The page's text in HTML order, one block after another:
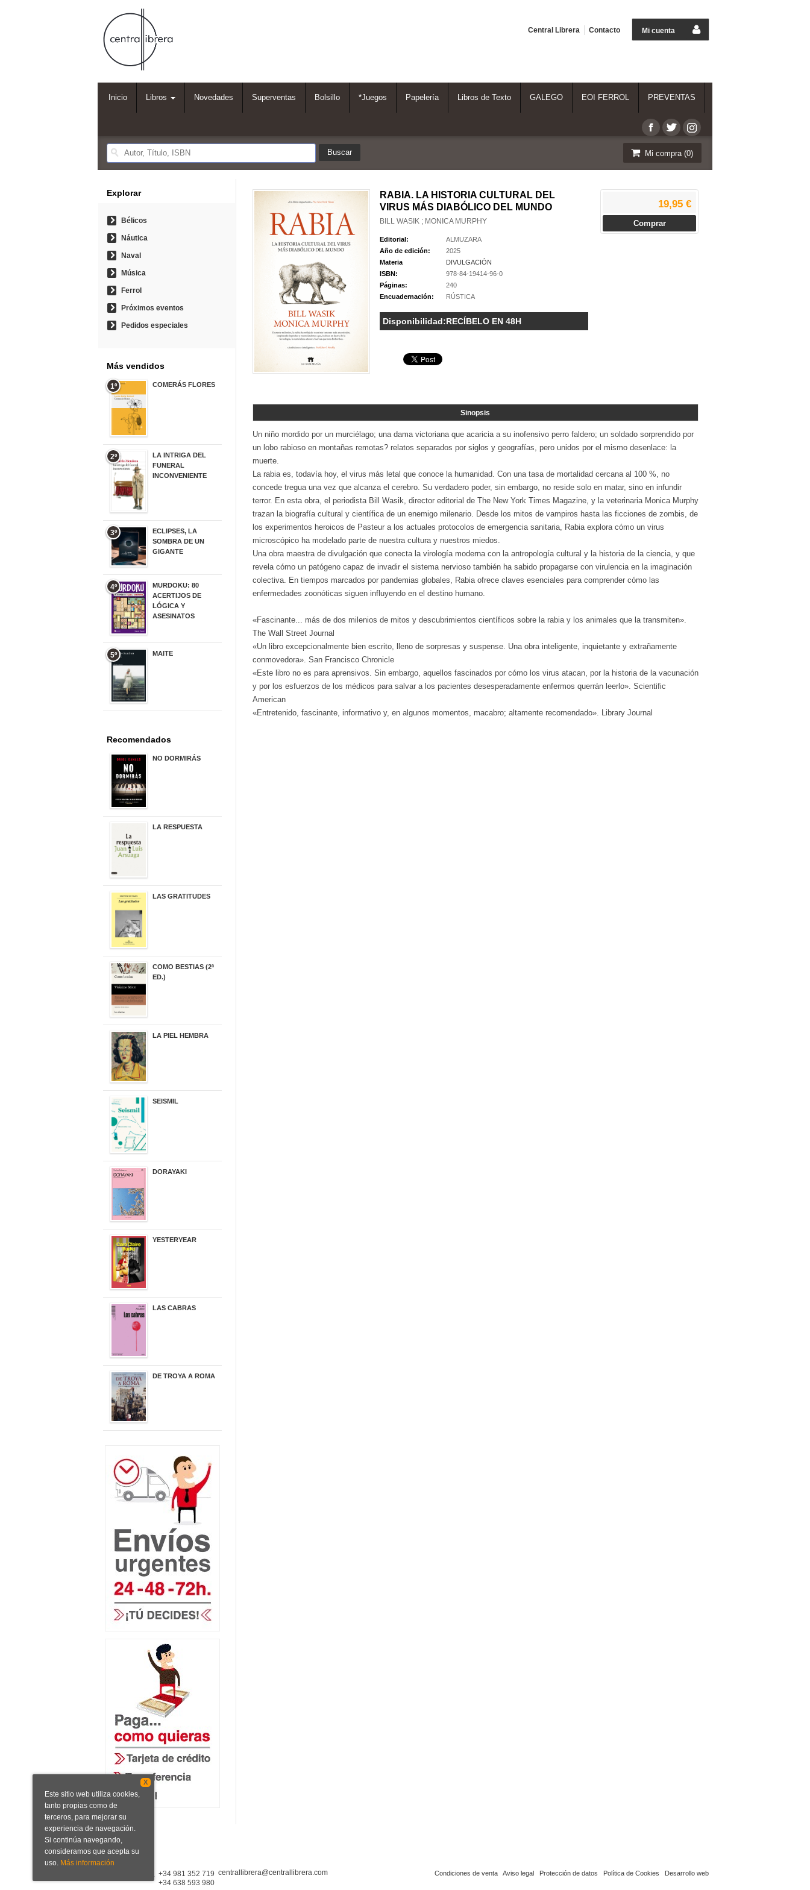
Mi cuenta
Central Librera Contacto
Inicio Libros Novedades Superventas Bolsillo *Juegos Papelería Libros de Texto GALEGO EOI FERROL PREVENTAS
Mi compra (0)
RABIA. LA HISTORIA CULTURAL DEL
VIRUS MÁS DIABÓLICO DEL MUNDO
BILL WASIK ; MONICA MURPHY
Editorial:
ALMUZARA
Año de edición:
2025
Materia
DIVULGACIÓN
ISBN:
978-84-19414-96-0
Páginas:
240
Encuadernación:
RÚSTICA
Disponibilidad:RECÍBELO EN 48H
19,95 €
Comprar
Sinopsis
Un niño mordido por un murciélago; una dama victoriana que acaricia a su inofensivo perro faldero; un soldado sorprendido por
un lobo rabioso en montañas remotas? relatos separados por siglos y geografías, pero unidos por el mismo desenlace: la
muerte.
La rabia es, todavía hoy, el virus más letal que conoce la humanidad. Con una tasa de mortalidad cercana al 100 %, no
concede tregua una vez que alcanza el cerebro. Su verdadero poder, sin embargo, no reside solo en matar, sino en infundir
terror. En esta obra, el periodista Bill Wasik, director editorial de The New York Times Magazine, y la veterinaria Monica Murphy
trazan la biografía cultural y científica de un enemigo milenario. Desde los mitos de vampiros hasta las ficciones de zombis, de
los experimentos heroicos de Pasteur a los actuales protocolos de emergencia sanitaria, Rabia explora cómo un virus
microscópico ha modelado parte de nuestra cultura y nuestros miedos.
Una obra maestra de divulgación que conecta la virología moderna con la antropología cultural y la historia de la ciencia, y que
revela cómo un patógeno capaz de invadir el sistema nervioso también ha sabido propagarse con virulencia en la imaginación
colectiva. En tiempos marcados por pandemias globales, Rabia ofrece claves esenciales para comprender cómo las
enfermedades zoonóticas siguen influyendo en el destino humano.
«Fascinante... más de dos milenios de mitos y descubrimientos científicos sobre la rabia y los animales que la transmiten».
The Wall Street Journal
«Un libro excepcionalmente bien escrito, lleno de sorpresas y suspense. Una obra inteligente, inquietante y extrañamente
conmovedora». San Francisco Chronicle
«Este libro no es para aprensivos. Sin embargo, aquellos fascinados por cómo los virus atacan, por la historia de la vacunación
y por los esfuerzos de los médicos para salvar a los pacientes desesperadamente enfermos querrán leerlo». Scientific
American
«Entretenido, fascinante, informativo y, en algunos momentos, macabro; altamente recomendado». Library Journal
Explorar
Bélicos
Náutica
Naval
Música
Ferrol
Próximos eventos
Pedidos especiales
Más vendidos
1º COMERÁS FLORES
2º
LA INTRIGA DEL
FUNERAL
INCONVENIENTE
3º
ECLIPSES, LA
SOMBRA DE UN
GIGANTE
4º
MURDOKU: 80
ACERTIJOS DE
LÓGICA Y
ASESINATOS
5º MAITE
Recomendados
NO DORMIRÁS
LA RESPUESTA
LAS GRATITUDES
COMO BESTIAS (2ª
ED.)
LA PIEL HEMBRA
SEISMIL
DORAYAKI
YESTERYEAR
LAS CABRAS
DE TROYA A ROMA
Condiciones de venta Aviso legal Protección de datos Política de Cookies Desarrollo web
+34 981 352 719
+34 638 593 980
centrallibrera@centrallibrera.com
X
Este sitio web utiliza cookies,
tanto propias como de
terceros, para mejorar su
experiencia de navegación.
Si continúa navegando,
consideramos que acepta su
uso. Más información